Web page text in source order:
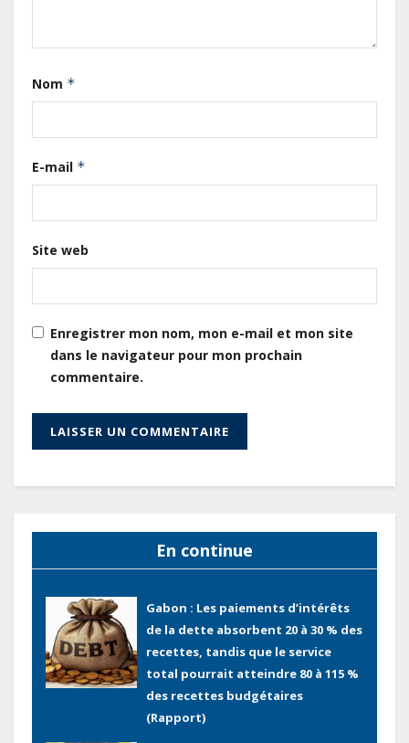
Nom *
E-mail *
Site web
Enregistrer mon nom, mon e-mail et mon site
dans le navigateur pour mon prochain
commentaire.
En continue
Gabon : L’activité économique a
Gabon : Le gouvernement et la BAD
améliorer la performance des
projets
Gabon : Ismaël Bonkoungou, le
routiers d’EBOMAF BTP Gabon
dans la Ngounié
Gabon : Les paiements d’intérêts
de la dette absorbent 20 à 30 % des
recettes, tandis que le service
total pourrait atteindre 80 à 115 %
des recettes budgétaires
(Rapport)